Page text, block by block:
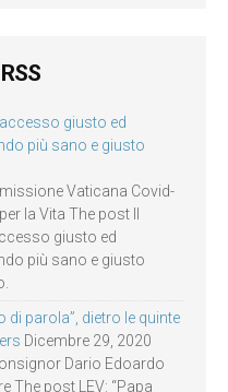
giusto ed
più sano e giusto
Vaticana Covid-
la Vita The post Il
giusto ed
più sano e giusto
di parola”, dietro le quinte
Dicembre 29, 2020
Dario Edoardo
The post LEV: “Papa